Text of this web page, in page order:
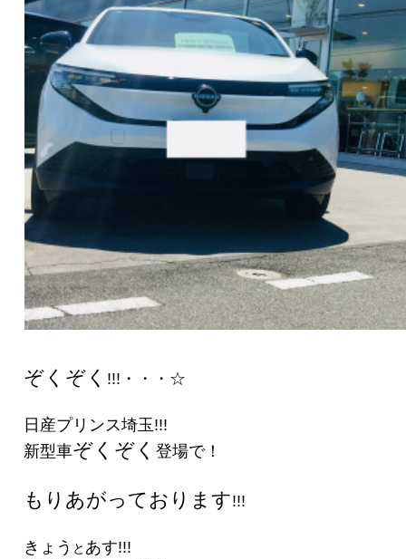
ぞくぞく !!!・・・☆
日産プリンス埼玉!!!
新型車ぞくぞく登場で！
もりあがっております!!!
きょう と あす!!!